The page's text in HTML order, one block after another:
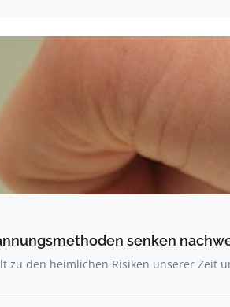
senken
zu den heimlichen Risiken unserer Zeit